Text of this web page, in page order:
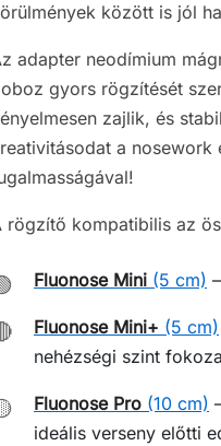
között is jól
adapter neodímium
gyors rögzítését
zajlik, és
a nosework
rögzítő kompatibilis az
Fluonose Mini (5 cm)
Fluonose Mini+ (5 cm)
nehézségi szint
Fluonose Pro (10 cm)
ideális verseny előtti